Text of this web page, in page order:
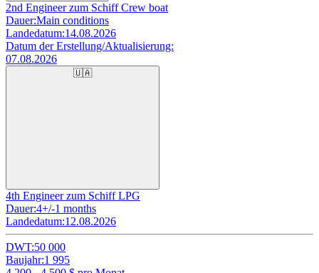
2nd Engineer zum Schiff Crew boat
Dauer:Main conditions
Landedatum:14.08.2026
Datum der Erstellung/Aktualisierung:
07.08.2026
🇺🇦
4th Engineer zum Schiff LPG
Dauer:4+/-1 months
Landedatum:12.08.2026
DWT:50 000
Baujahr:1 995